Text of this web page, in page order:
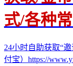
式/各种
24小时自助获取“
付宝）https://